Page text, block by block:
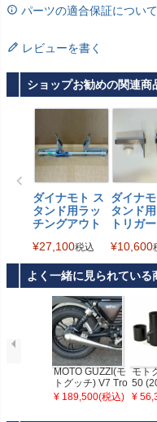
パーツの適合保証について
レビューを書く
ショップお勧めの関連商
ダイナモト ス
タンド用ラッ
チングアウト
Dynamoto
¥27,100税込
ダイナ
タンド
トリガ
¥10,600
よく一緒に見られている
MOTO GUZZI(モ
トグッチ) V7 Tro
mb レトロ ステ
¥ 189,500(税込)
モト
50
ンカ
¥